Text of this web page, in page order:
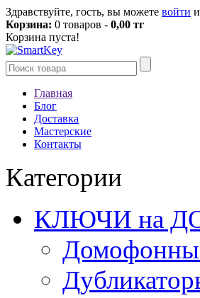
Здравствуйте, гость, вы можете войти
Корзина: 0 товаров - 0,00 тг
Корзина пуста!
Главная
Блог
Доставка
Мастерские
Контакты
Категории
КЛЮЧИ на